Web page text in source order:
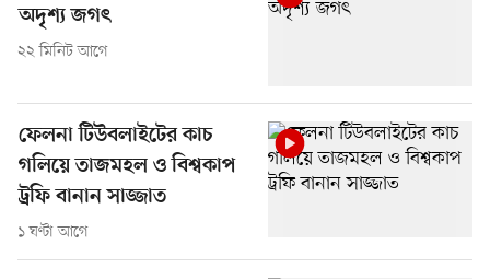
অদৃশ্য জগৎ
২২ মিনিট আগে
ফেলনা টিউবলাইটের কাচ
গলিয়ে তাজমহল ও বিশ্বকাপ
ট্রফি বানান সাজ্জাত
১ ঘণ্টা আগে